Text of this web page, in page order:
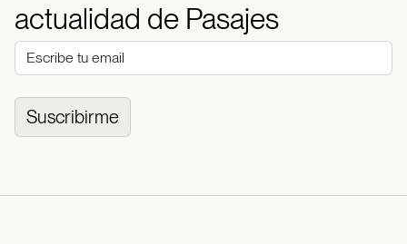
actualidad de Pasajes
Suscribirme